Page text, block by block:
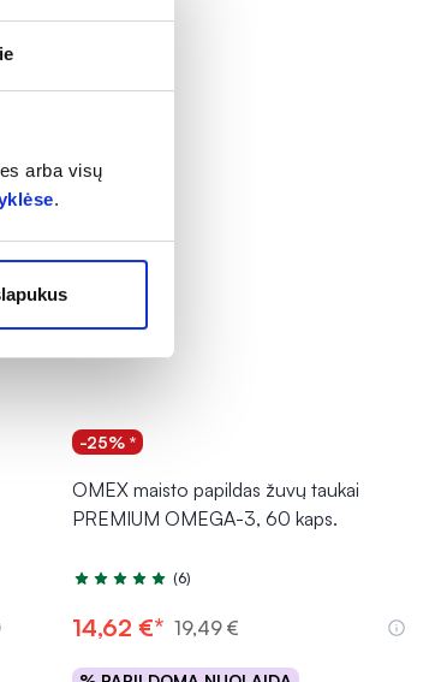
arba visų
.
-25% *
OMEX maisto papildas žuvų taukai
PREMIUM OMEGA-3, 60 kaps.
Įvertinimas 5.0 iš 5
(6)
14,62 €* 19,49 €